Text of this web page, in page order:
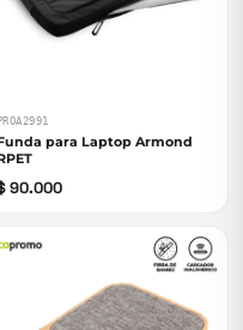
para Laptop Armond
90.000